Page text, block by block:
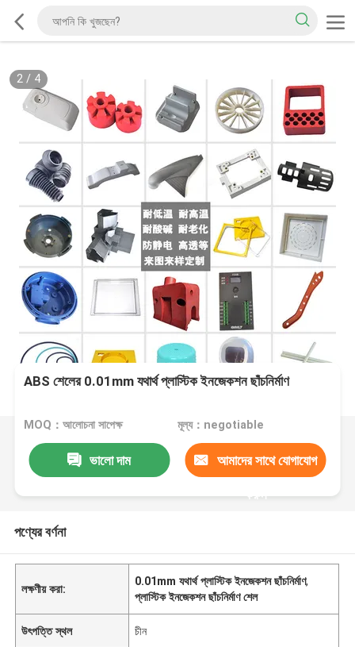
2/ 4
ABS শেলের 0.01mm যথার্থ প্লাস্টিক ইনজেকশন ছাঁচনির্মাণ
MOQ：আলোচনা সাপেক্ষ মূল্য：negotiable
ভালো দাম আমাদের সাথে যোগাযোগ
করুন
পণ্যের বর্ণনা
লক্ষণীয় করা:
0.01mm যথার্থ প্লাস্টিক ইনজেকশন ছাঁচনির্মাণ,
প্লাস্টিক ইনজেকশন ছাঁচনির্মাণ শেল
উৎপত্তি স্থল চীন